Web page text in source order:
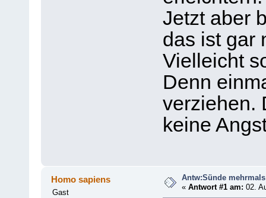
Jetzt aber
das ist gar
Vielleicht
Denn
verziehen.
keine
Homo sapiens
Gast
Antw:Sünde
«Antwort #1 am: 02.